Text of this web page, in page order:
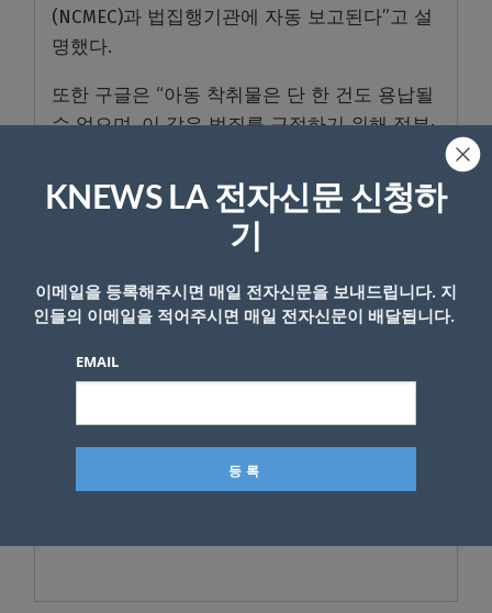
(NCMEC)과 법집행기관에 자동 보고된다”고 설
명했다.
또한 구글은 “아동 착취물은 단 한 건도 용납될
수 없으며, 이 같은 범죄를 근절하기 위해 정부·
강조했다.
구글은 현재 ‘Child Safety Toolkit’을 통해 전
있으며, 업계 전반의 온라인 아동보호 표준 강
화를 추진하고 있다.
<김상목 기자>
- Copyright © KNEWSLA.COM, 무단 전재 및 재배포 금지
KNEWS LA 전자신문 신청하
기
이메일을 등록해주시면 매일 전자신문을 보내드립니다. 지
인들의 이메일을 적어주시면 매일 전자신문이 배달됩니다.
EMAIL